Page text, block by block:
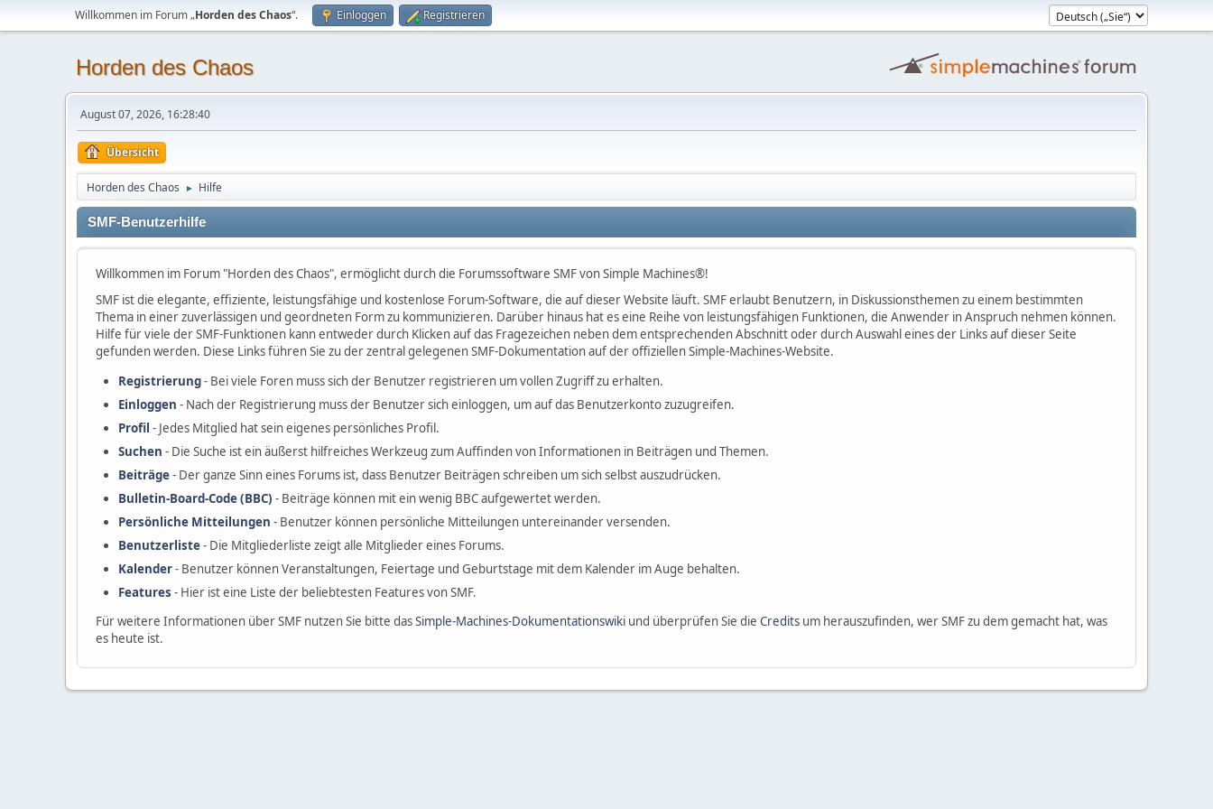
Willkommen im Forum „Horden des Chaos“. Einloggen Registrieren
Horden des Chaos
August 07, 2026, 16:28:40
Übersicht
Horden des Chaos ► Hilfe
SMF-Benutzerhilfe
Willkommen im Forum "Horden des Chaos", ermöglicht durch die Forumssoftware SMF von Simple Machines®!
SMF ist die elegante, effiziente, leistungsfähige und kostenlose Forum-Software, die auf dieser Website läuft. SMF erlaubt Benutzern, in Diskussionsthemen zu einem bestimmten
Thema in einer zuverlässigen und geordneten Form zu kommunizieren. Darüber hinaus hat es eine Reihe von leistungsfähigen Funktionen, die Anwender in Anspruch nehmen können.
Hilfe für viele der SMF-Funktionen kann entweder durch Klicken auf das Fragezeichen neben dem entsprechenden Abschnitt oder durch Auswahl eines der Links auf dieser Seite
gefunden werden. Diese Links führen Sie zu der zentral gelegenen SMF-Dokumentation auf der offiziellen Simple-Machines-Website.
Registrierung- Bei viele Foren muss sich der Benutzer registrieren um vollen Zugriff zu erhalten.
Einloggen - Nach der Registrierung muss der Benutzer sich einloggen, um auf das Benutzerkonto zuzugreifen.
Profil - Jedes Mitglied hat sein eigenes persönliches Profil.
Suchen - Die Suche ist ein äußerst hilfreiches Werkzeug zum Auffinden von Informationen in Beiträgen und Themen.
Beiträge- Der ganze Sinn eines Forums ist, dass Benutzer Beiträgen schreiben um sich selbst auszudrücken.
Bulletin-Board-Code (BBC) - Beiträge können mit ein wenig BBC aufgewertet werden.
Persönliche Mitteilungen - Benutzer können persönliche Mitteilungen untereinander versenden.
Benutzerliste- Die Mitgliederliste zeigt alle Mitglieder eines Forums.
Kalender- Benutzer können Veranstaltungen, Feiertage und Geburtstage mit dem Kalender im Auge behalten.
Features - Hier ist eine Liste der beliebtesten Features von SMF.
Für weitere Informationen über SMF nutzen Sie bitte dasSimple-Machines-Dokumentationswiki und überprüfen Sie die Credits um herauszufinden, wer SMF zu dem gemacht hat, was
es heute ist.